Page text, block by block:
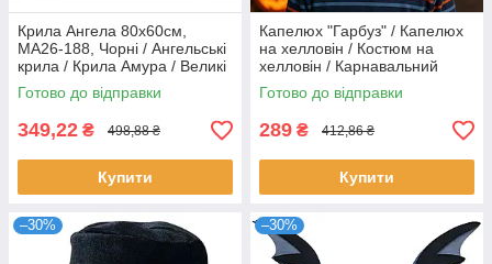
Крила Ангела 80х60см,
MA26-188, Чорні / Ангельські
крила / Крила Амура / Великі
крила на Хеллоуїн
Готово до відправки
349,22 ₴ 498,88 ₴
Купити
Капелюх "Гарбуз" / Капелюх
на хелловін / Костюм на
хелловін / Карнавальний
капелюх / Шапка гарбуз
Готово до відправки
289 ₴ 412,86 ₴
Купити
–30% –30%